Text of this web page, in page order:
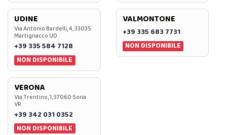
UDINE
Via Antonio Bardelli, 4, 33035
Martignacco UD
+39 335 584 7128
NON DISPONIBILE
VALMONTONE
+39 335 683 7731
NON DISPONIBILE
VERONA
Via Trentino, 1, 37060 Sona
VR
+39 342 031 0352
NON DISPONIBILE